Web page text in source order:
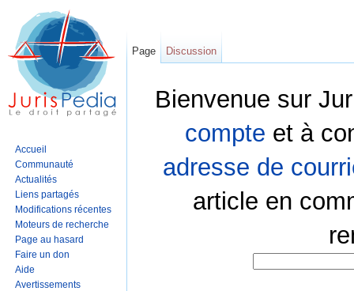
Bienvenue sur
compte et à
adresse de
article en
Page Discussion
Accueil
Communauté
Actualités
Liens partagés
Modifications récentes
Moteurs de recherche
Page au hasard
Faire un don
Aide
Avertissements